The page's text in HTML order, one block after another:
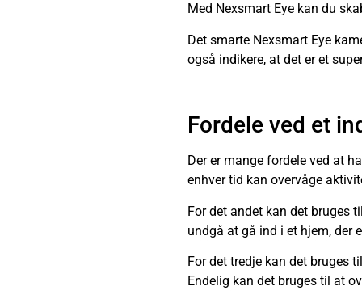
Med Nexsmart Eye kan du
Det smarte Nexsmart Eye
også indikere, at det er et
Fordele ved et
Der er mange fordele ved at
enhver tid kan overvåge
For det andet kan det bruges
undgå at gå ind i et hjem, der
For det tredje kan det bruges
Endelig kan det bruges til at